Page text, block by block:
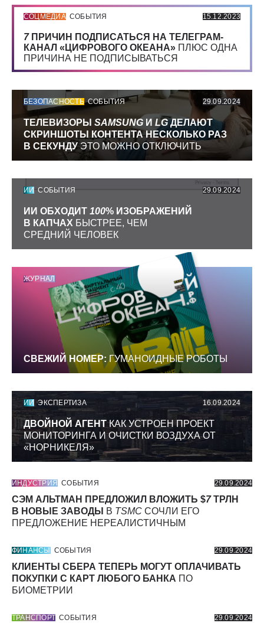
СОЦМЕДИА СОБЫТИЯ 15.12.2023
7 ПРИЧИН ПОДПИСАТЬСЯ НА ТЕЛЕГРАМ-
КАНАЛ «ЦИФРОВОГО ОКЕАНА» ПЛЮС ОДНА
ПРИЧИНА НЕ ПОДПИСЫВАТЬСЯ
БЕЗОПАСНОСТЬ СОБЫТИЯ 29.09.2024
ТЕЛЕВИЗОРЫ SAMSUNG И LGДЕЛАЮТ
СКРИНШОТЫ КОНТЕНТА НЕСКОЛЬКО РАЗ
В СЕКУНДУЭТО МОЖНО ОТКЛЮЧИТЬ
ИИ СОБЫТИЯ 29.09.2024
ИИ ОБХОДИТ 100% ИЗОБРАЖЕНИЙ
В КАПЧАХ БЫСТРЕЕ, ЧЕМ
СРЕДНИЙ ЧЕЛОВЕК
ЖУРНАЛ
СВЕЖИЙ НОМЕР: ГУМАНОИДНЫЕ РОБОТЫ
ИИ ЭКСПЕРТИЗА 16.09.2024
ДВОЙНОЙ АГЕНТКАК УСТРОЕН ПРОЕКТ
МОНИТОРИНГА И ОЧИСТКИ ВОЗДУХА ОТ
«НОРНИКЕЛЯ»
ИНДУСТРИЯ СОБЫТИЯ 29.09.2024
СЭМ АЛЬТМАН ПРЕДЛОЖИЛ ВЛОЖИТЬ $7ТРЛН
В НОВЫЕ ЗАВОДЫ
В TSMC СОЧЛИ ЕГО
ПРЕДЛОЖЕНИЕ НЕРЕАЛИСТИЧНЫМ
ФИНАНСЫ СОБЫТИЯ 29.09.2024
КЛИЕНТЫ СБЕРА ТЕПЕРЬ МОГУТ ОПЛАЧИВАТЬ
ПОКУПКИ С КАРТ ЛЮБОГО БАНКА ПО
БИОМЕТРИИ
ТРАНСПОРТ СОБЫТИЯ 29.09.2024